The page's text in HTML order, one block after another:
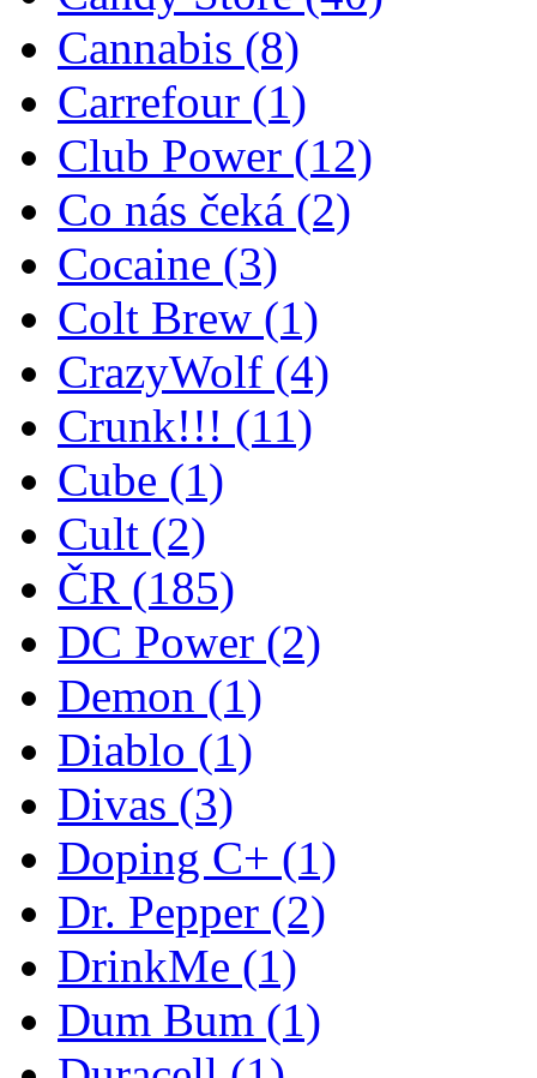
Cannabis (8)
Carrefour (1)
Club Power (12)
Co nás čeká (2)
Cocaine (3)
Colt Brew (1)
CrazyWolf (4)
Crunk!!! (11)
Cube (1)
Cult (2)
ČR (185)
DC Power (2)
Demon (1)
Diablo (1)
Divas (3)
Doping C+ (1)
Dr. Pepper (2)
DrinkMe (1)
Dum Bum (1)